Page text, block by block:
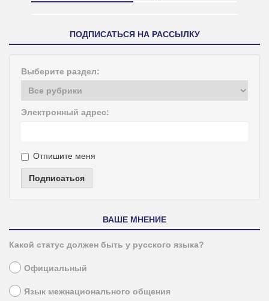
ПОДПИСАТЬСЯ НА РАССЫЛКУ
Выберите раздел:
Электронный адрес:
Отпишите меня
Подписаться
ВАШЕ МНЕНИЕ
Какой статус должен быть у русского языка?
Официальный
Язык межнационального общения